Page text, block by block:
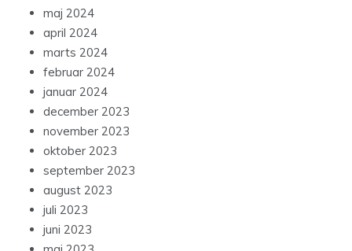
maj 2024
april 2024
marts 2024
februar 2024
januar 2024
december 2023
november 2023
oktober 2023
september 2023
august 2023
juli 2023
juni 2023